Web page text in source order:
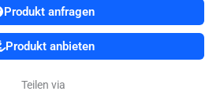
Produkt anfragen
Produkt anbieten
Teilen via